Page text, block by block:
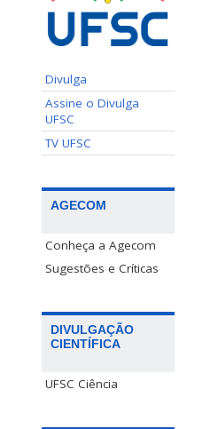
Divulga
Assine o Divulga
UFSC
TV UFSC
AGECOM
Conheça a Agecom
Sugestões e Críticas
DIVULGAÇÃO
CIENTÍFICA
UFSC Ciência